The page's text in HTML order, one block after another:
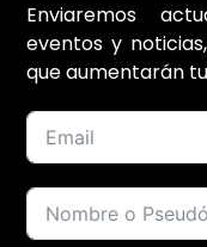
Enviaremos
eventos y
que aumentarán